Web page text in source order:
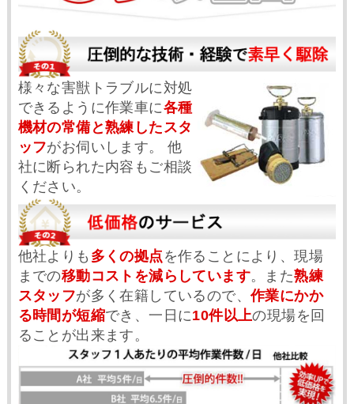
様々な害獣トラブルに対処
できるように作業車に各種
機材の常備と熟練したスタ
ッフがお伺いします。 他
社に断られた内容もご相談
ください。
他社よりも 多くの拠点 を作ることにより、現場
までの移動コストを減らしています。また熟練
スタッフが多く在籍しているので、作業にかか
る時間が短縮でき、一日に10件以上の現場を回
ることが出来ます。